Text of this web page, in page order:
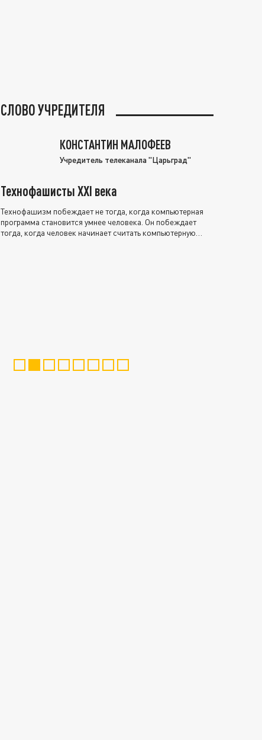
СЛОВО УЧРЕДИТЕЛЯ
КОНСТАНТИН МАЛОФЕЕВ
Учредитель телеканала "Царьград"
Технофашисты XXI века
Технофашизм побеждает не тогда, когда компьютерная
программа становится умнее человека. Он побеждает
тогда, когда человек начинает считать компьютерную